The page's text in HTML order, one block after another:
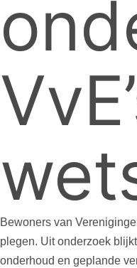
Bewoners van
plegen. Uit onderzoek
onderhoud en geplande